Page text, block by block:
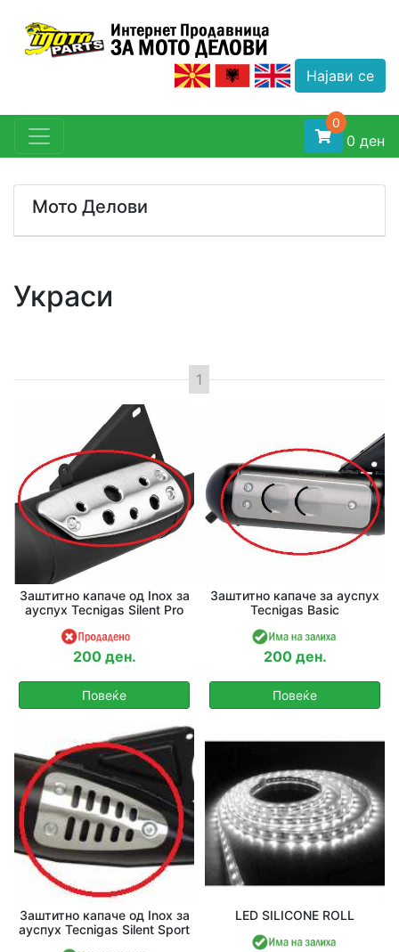
Најави се
0
0 ден
Мото Делови
Одбери Бренд
Одбери Година
Барај
Украси
Заштитно капаче од Inox за
ауспух Tecnigas Silent Pro
200 ден.
Повеќе
Заштитно капаче за ауспух
Tecnigas Basic
200 ден.
Повеќе
Заштитно капаче од Inox за
ауспух Tecnigas Silent Sport
LED SILICONE ROLL